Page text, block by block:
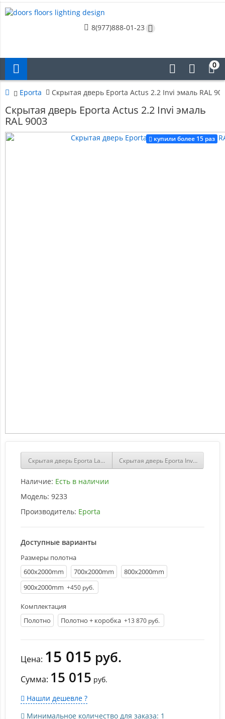
8(977)888-01-23
0
Eporta Скрытая дверь Eporta Actus 2.2 Invi эмаль RAL
Скрытая дверь Eporta Actus 2.2 Invi эмаль
RAL 9003
купили более 15 раз
Скрытая дверь Eporta Lacuna 2.1 Invi эмаль RAL 9001
Скрытая дверь Eporta Invi 1.0 под
Наличие: Есть в наличии
Модель: 9233
Производитель: Eporta
Доступные варианты
Размеры полотна
600х2000mm
700х2000mm
800х2000mm
900х2000mm +450 руб.
Комплектация
Полотно
Полотно + коробка +13 870 руб.
Цена: 15 015 руб.
Сумма: 15 015 руб.
Нашли дешевле ?
Минимальное количество для заказа: 1